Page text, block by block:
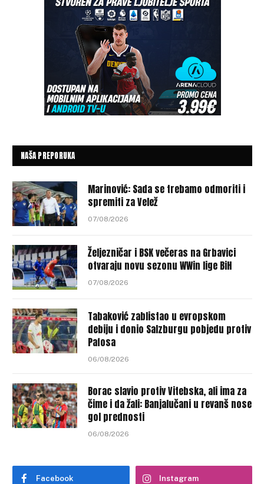
NAŠA PREPORUKA
Marinović: Sada se trebamo odmoriti i
spremiti za Velež
07/08/2026
Željezničar i BSK večeras na Grbavici
otvaraju novu sezonu WWin lige BiH
07/08/2026
Tabaković zablistao u evropskom
debiju i donio Salzburgu pobjedu protiv
Pafosa
06/08/2026
Borac slavio protiv Vitebska, ali ima za
čime i da žali: Banjalučani u revanš nose
gol prednosti
06/08/2026
Facebook Instagram